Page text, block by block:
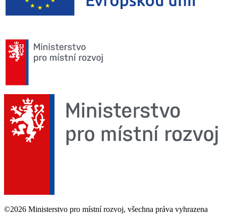
©2026 Ministerstvo pro místní rozvoj, všechna práva vyhrazena